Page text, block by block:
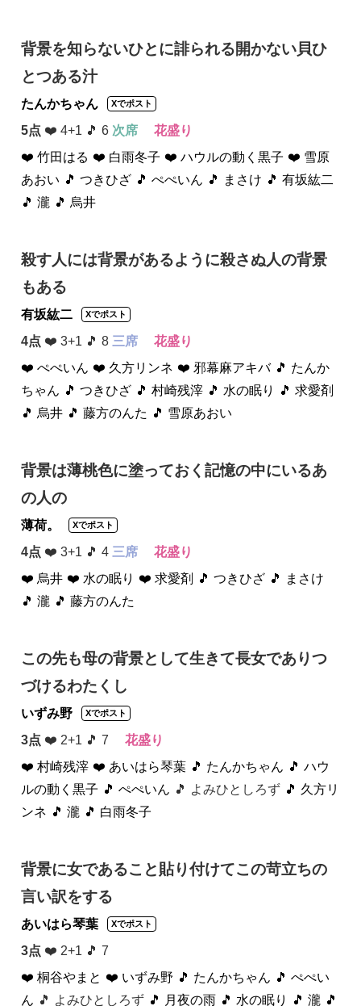
背景を知らないひとに誹られる開かない貝ひ
とつある汁
たんかちゃん Xでポスト
5点 ❤️ 4+1 🎵 6 次席
花盛り
❤️ 竹田はる ❤️ 白雨冬子 ❤️ ハウルの動く黒子 ❤️ 雪原
あおい 🎵 つきひざ 🎵 ぺぺいん 🎵 まさけ 🎵 有坂紘二
🎵 瀧 🎵 烏井
殺す人には背景があるように殺さぬ人の背景
もある
有坂紘二 Xでポスト
4点 ❤️ 3+1 🎵 8 三席
花盛り
❤️ ぺぺいん ❤️ 久方リンネ ❤️ 邪幕麻アキバ 🎵 たんか
ちゃん 🎵 つきひざ 🎵 村崎残滓 🎵 水の眠り
🎵 求愛剤
🎵 烏井 🎵 藤方のんた 🎵 雪原あおい
背景は薄桃色に塗っておく記憶の中にいるあ
の人の
薄荷。 Xでポスト
4点 ❤️ 3+1 🎵 4 三席
花盛り
❤️ 烏井 ❤️ 水の眠り ❤️ 求愛剤 🎵 つきひざ 🎵 まさけ
🎵 瀧 🎵 藤方のんた
この先も母の背景として生きて長女でありつ
づけるわたくし
いずみ野 Xでポスト
3点 ❤️ 2+1 🎵 7
花盛り
❤️ 村崎残滓 ❤️ あいはら琴葉 🎵 たんかちゃん 🎵 ハウ
ルの動く黒子 🎵 ぺぺいん 🎵 よみひとしろず 🎵 久方リ
ンネ 🎵 瀧 🎵 白雨冬子
背景に女であること貼り付けてこの苛立ちの
言い訳をする
あいはら琴葉 Xでポスト
3点 ❤️ 2+1 🎵 7
❤️ 桐谷やまと ❤️ いずみ野 🎵 たんかちゃん 🎵 ぺぺい
ん 🎵 よみひとしろず 🎵 月夜の雨 🎵 水の眠り 🎵 瀧 🎵